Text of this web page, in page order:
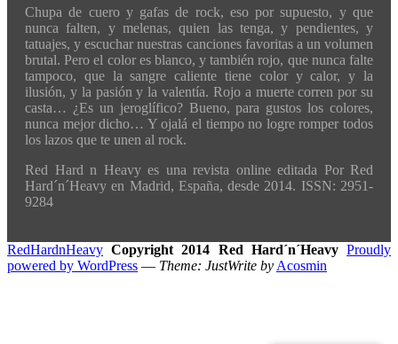
Chupa de cuero y gafas de rock, eso por supuesto, y que
nunca falten, y melenas, quien las tenga, y pendientes, y
tatuajes, y escuchar nuestras canciones favoritas a un volumen
brutal. Pero el color es blanco, y también rojo, que nunca falte
tampoco, que la sangre caliente tiene color y calor, y la
ilusión, y la pasión y la valentía. Rojo a muerte corren por su
casta… ¿Es un jeroglífico? Bueno, para gustos los colores,
nunca mejor dicho… Y ojalá el tiempo no logre romper todos
los lazos que te unen al rock.
Red Hard n Heavy es una revista online editada Por Red
Hard´n´Heavy en Madrid, España, desde 2014. ISSN: 2951-
9284
RedHardnHeavy Copyright 2014 Red Hard´n´Heavy Proudly
powered by WordPress — Theme: JustWrite by Acosmin